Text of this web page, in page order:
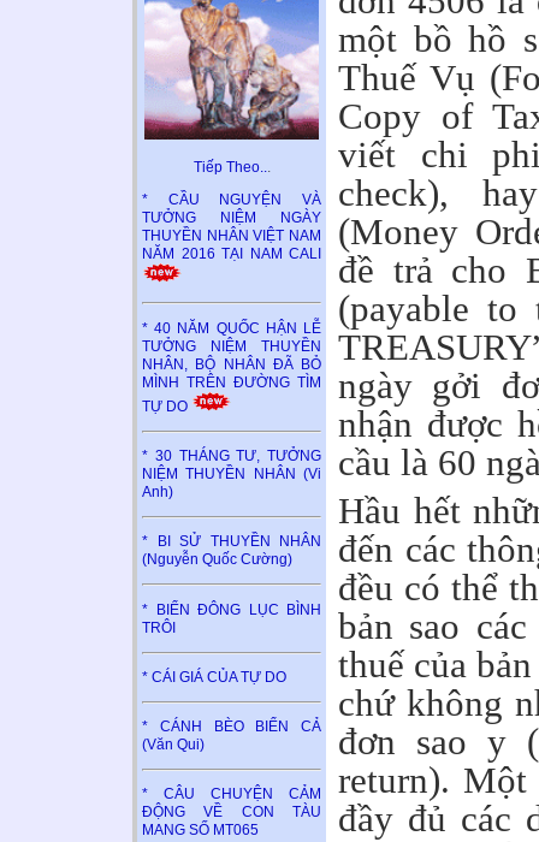
Tiếp Theo...
* CẦU NGUYỆN VÀ
TƯỞNG NIỆM NGÀY
THUYỀN NHÂN VIỆT NAM
NĂM 2016 TẠI NAM CALI
* 40 NĂM QUỐC HẬN LỄ
TƯỞNG NIỆM THUYỀN
NHÂN, BỘ NHÂN ĐÃ BỎ
MÌNH TRÊN ĐƯỜNG TÌM
TỰ DO
* 30 THÁNG TƯ, TƯỞNG
NIỆM THUYỀN NHÂN (Vi
Anh)
* BI SỬ THUYỀN NHÂN
(Nguyễn Quốc Cường)
* BIỂN ĐÔNG LỤC BÌNH
TRÔI
* CÁI GIÁ CỦA TỰ DO
* CÁNH BÈO BIỂN CẢ
(Văn Qui)
* CÂU CHUYỆN CẢM
ĐỘNG VỀ CON TÀU
MANG SỐ MT065
một bồ hồ
Thuế Vụ
Copy of
viết chi
check),
(Money
đề trả cho
(payable to
ngày gởi
nhận được
cầu là 60
Hầu hết
đến các
đều có thể
bản sao
thuế của
chứ không
đơn sao y
return). Một
đầy đủ các